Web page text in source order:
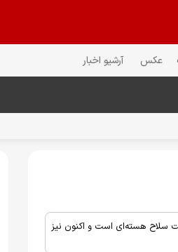
عکس آرشیو اخبار
سلاح هسته‌ای است و اکنون نیز